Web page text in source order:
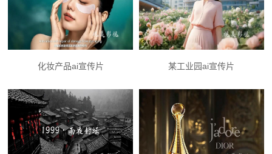
化妆产品ai宣传片 某工业园ai宣传片